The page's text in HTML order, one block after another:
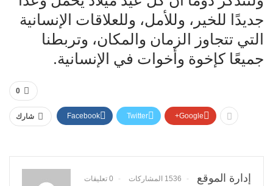
جديدًا للخير، وللأمل، وللعلاقات الإنسانية
التي تتجاوز الزمان والمكان، وتربطنا
جميعًا كإخوة وأخوات في الإنسانية.
0
شارك Facebook Twitter Google+
إدارة الموقع 1536 المشاركات 0 تعليقات